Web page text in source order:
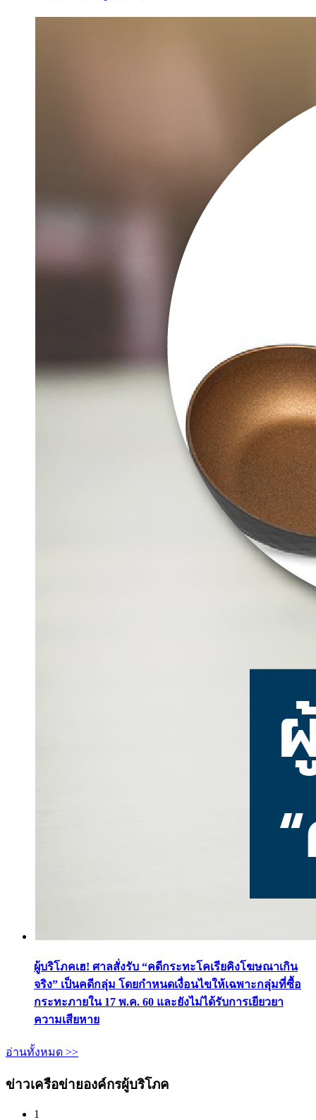
ผู้บริโภคเฮ! ศาลสั่งรับ “คดีกระทะโคเรียคิงโฆษณาเกิน
จริง” เป็นคดีกลุ่ม โดยกำหนดเงื่อนไขให้เฉพาะกลุ่มที่ซื้อ
กระทะภายใน 17 พ.ค. 60 และยังไม่ได้รับการเยียวยา
ความเสียหาย
อ่านทั้งหมด >>
ข่าวเครือข่ายองค์กรผู้บริโภค
1